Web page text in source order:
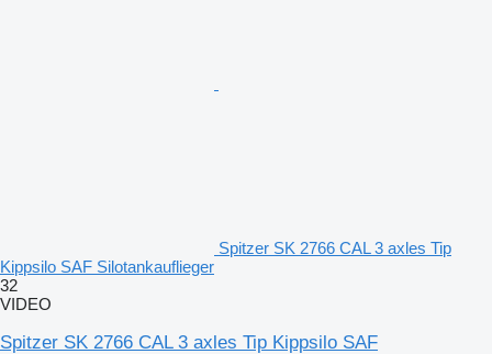
Spitzer SK 2766 CAL 3 axles Tip
Kippsilo SAF Silotankauflieger
32
VIDEO
Spitzer SK 2766 CAL 3 axles Tip Kippsilo SAF